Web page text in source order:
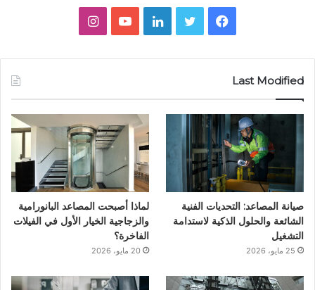
و
ك
ر
د
إ
ن
و
ق
ر
ا
م
Last Modified
صيانة المصاعد: التحديات الفنية
الشائعة والحلول الذكية لاستدامة
التشغيل
25 مايو، 2026
لماذا أصبحت المصاعد البانورامية
والزجاجية الخيار الأول في الفيلات
الفاخرة؟
20 مايو، 2026